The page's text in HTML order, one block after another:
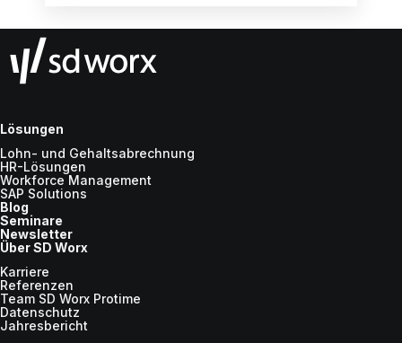
Lösungen
Lohn- und Gehaltsabrechnung
HR-Lösungen
Workforce Management
SAP Solutions
Blog
Seminare
Newsletter
Über SD Worx
Karriere
Referenzen
Team SD Worx Protime
Datenschutz
Jahresbericht